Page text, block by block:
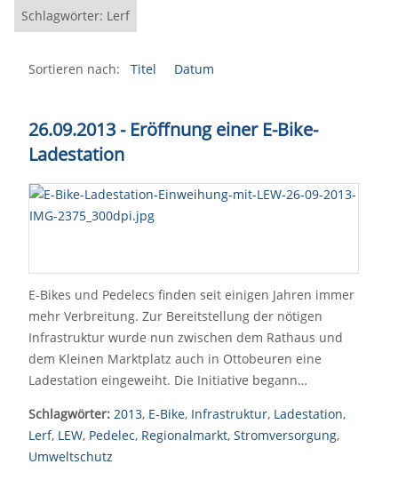
Schlagwörter: Lerf
Sortieren nach: Titel Datum
26.09.2013 - Eröffnung einer E-Bike-
Ladestation
E-Bikes und Pedelecs finden seit einigen Jahren immer
mehr Verbreitung. Zur Bereitstellung der nötigen
Infrastruktur wurde nun zwischen dem Rathaus und
dem Kleinen Marktplatz auch in Ottobeuren eine
Ladestation eingeweiht. Die Initiative begann…
Schlagwörter: 2013, E-Bike, Infrastruktur, Ladestation,
Lerf, LEW, Pedelec, Regionalmarkt, Stromversorgung,
Umweltschutz